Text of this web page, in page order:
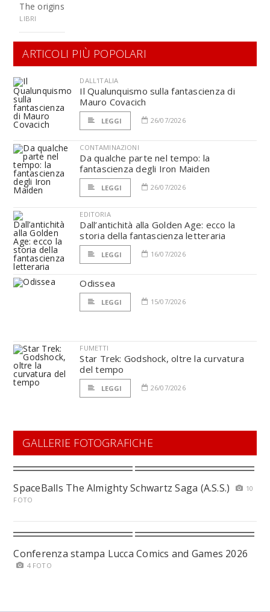
The origins
LIBRI
ARTICOLI PIÙ POPOLARI
DALL'ITALIA
Il Qualunquismo sulla fantascienza di
Mauro Covacich
LEGGI 26/07/2026
CONTAMINAZIONI
Da qualche parte nel tempo: la
fantascienza degli Iron Maiden
LEGGI 26/07/2026
EDITORIA
Dall’antichità alla Golden Age: ecco la
storia della fantascienza letteraria
LEGGI 16/07/2026
Odissea
LEGGI 15/07/2026
FUMETTI
Star Trek: Godshock, oltre la curvatura
del tempo
LEGGI 26/07/2026
GALLERIE FOTOGRAFICHE
SpaceBalls The Almighty Schwartz Saga (A.S.S.)
10
FOTO
Conferenza stampa Lucca Comics and Games 2026
4 FOTO